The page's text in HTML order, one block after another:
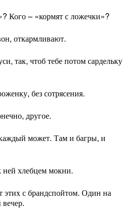
Кого – «кормят с ложечки»?
откармливают.
так, чтоб тебе потом сардельку
без сотрясения.
другое.
может. Там и багры, и
хлебцем мокни.
этих с брандспойтом. Один на